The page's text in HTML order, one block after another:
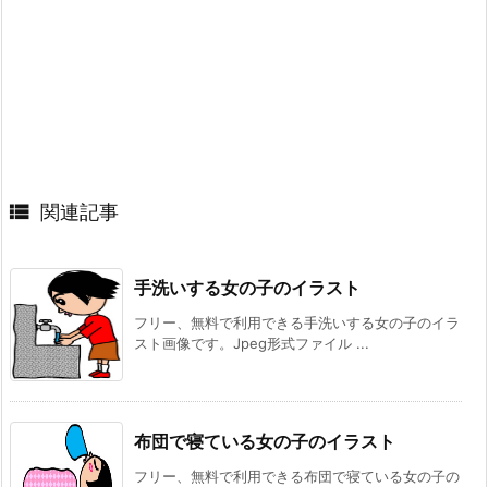
 関連記事
手洗いする女の子のイラスト
フリー、無料で利用できる手洗いする女の子のイラ
スト画像です。Jpeg形式ファイル ...
布団で寝ている女の子のイラスト
フリー、無料で利用できる布団で寝ている女の子の